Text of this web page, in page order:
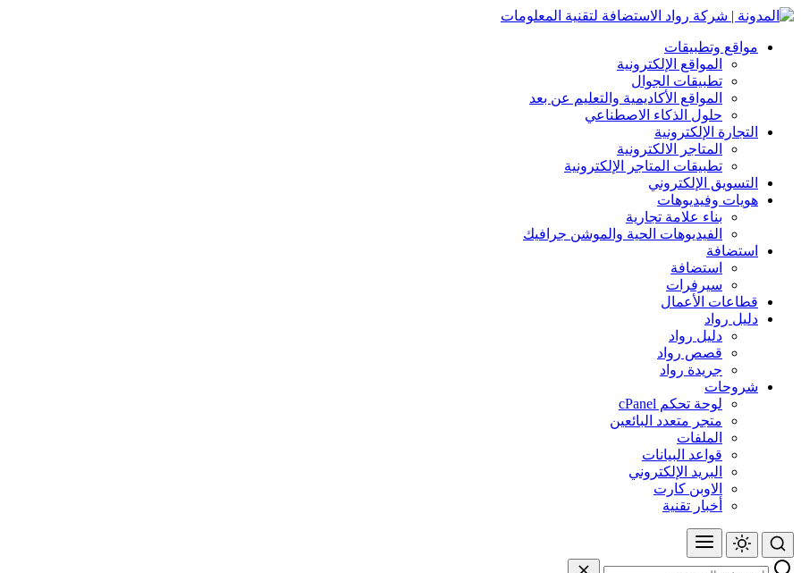
مواقع وتطبيقات
المواقع الإلكترونية
تطبيقات الجوال
المواقع الأكاديمية والتعليم عن بعد
حلول الذكاء الاصطناعي
التجارة الإلكترونية
المتاجر الالكترونية
تطبيقات المتاجر الإلكترونية
التسويق الإلكتروني
هويات وفيديوهات
بناء علامة تجارية
الفيديوهات الحية والموشن جرافيك
استضافة
استضافة
سيرفرات
قطاعات الأعمال
دليل رواد
دليل رواد
قصص رواد
جريدة رواد
شروحات
لوحة تحكم cPanel
متجر متعدد البائعين
الملفات
قواعد البيانات
البريد الإلكتروني
الاوبن كارت
أخبار تقنية